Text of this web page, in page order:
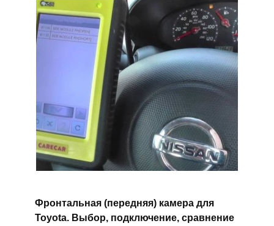
Фронтальная (передняя) камера для
Toyota. Выбор, подключение, сравнение